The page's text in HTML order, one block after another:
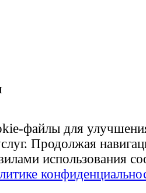
файлы для
Продолжая
использования